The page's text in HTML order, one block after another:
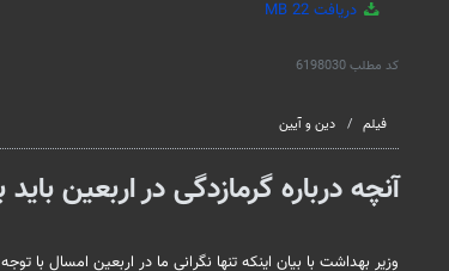
دریافت 22 MB
کد مطلب6198030
فیلم دین و آیین
آنچه درباره گرمازدگی در اربعین باید
وزیر بهداشت با بیان اینکه تنها نگرانی ما در اربعین امسال با